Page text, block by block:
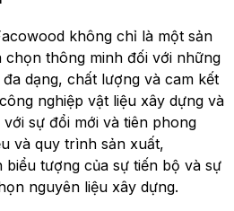
không chỉ là một sản
chọn thông minh đối với những
dạng, chất lượng và cam kết
nghiệp vật liệu xây dựng và
sự đổi mới và tiên phong
và quy trình sản xuất,
tượng của sự tiến bộ và sự
nguyên liệu xây dựng.